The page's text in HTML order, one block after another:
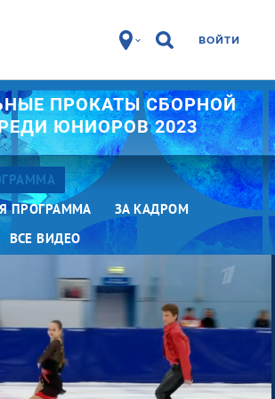
ВОЙТИ
ПРОКАТЫ СБОРНОЙ
ЮНИОРОВ 2023
ПРОГРАММА
ЗА КАДРОМ
ВСЕ ВИДЕО